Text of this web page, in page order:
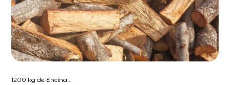
1200 kg de Encina...